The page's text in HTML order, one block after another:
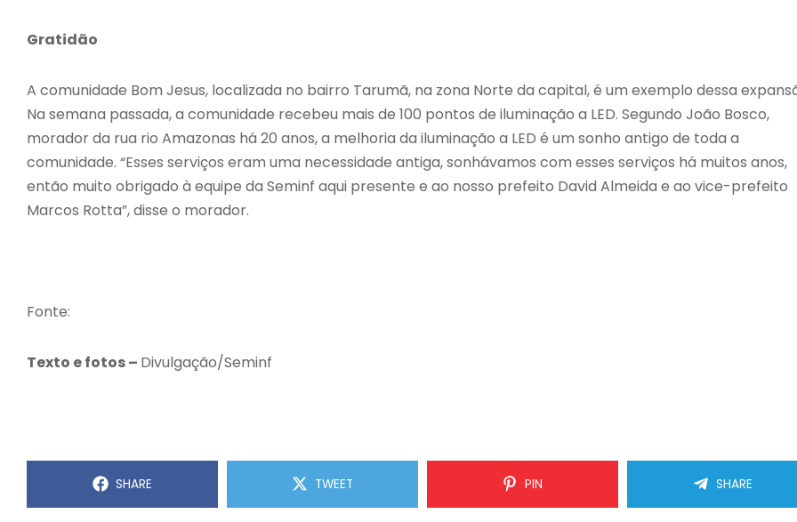
Gratidão
A comunidade Bom Jesus, localizada no bairro Tarumã, na zona Norte da capital, é um exemplo dessa
Na semana passada, a comunidade recebeu mais de 100 pontos de iluminação a LED. Segundo João Bosco,
morador da rua rio Amazonas há 20 anos, a melhoria da iluminação a LED é um sonho antigo de toda a
comunidade. “Esses serviços eram uma necessidade antiga, sonhávamos com esses serviços há muitos anos,
então muito obrigado à equipe da Seminf aqui presente e ao nosso prefeito David Almeida e ao vice-prefeito
Marcos Rotta”, disse o morador.
Fonte:
Texto e fotos – Divulgação/Seminf
SHARE TWEET PIN SHARE